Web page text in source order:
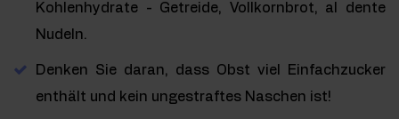
Kohlenhydrate - Getreide, Vollkornbrot, al dente
Nudeln.
Denken Sie daran, dass Obst viel Einfachzucker
enthält und kein ungestraftes Naschen ist!